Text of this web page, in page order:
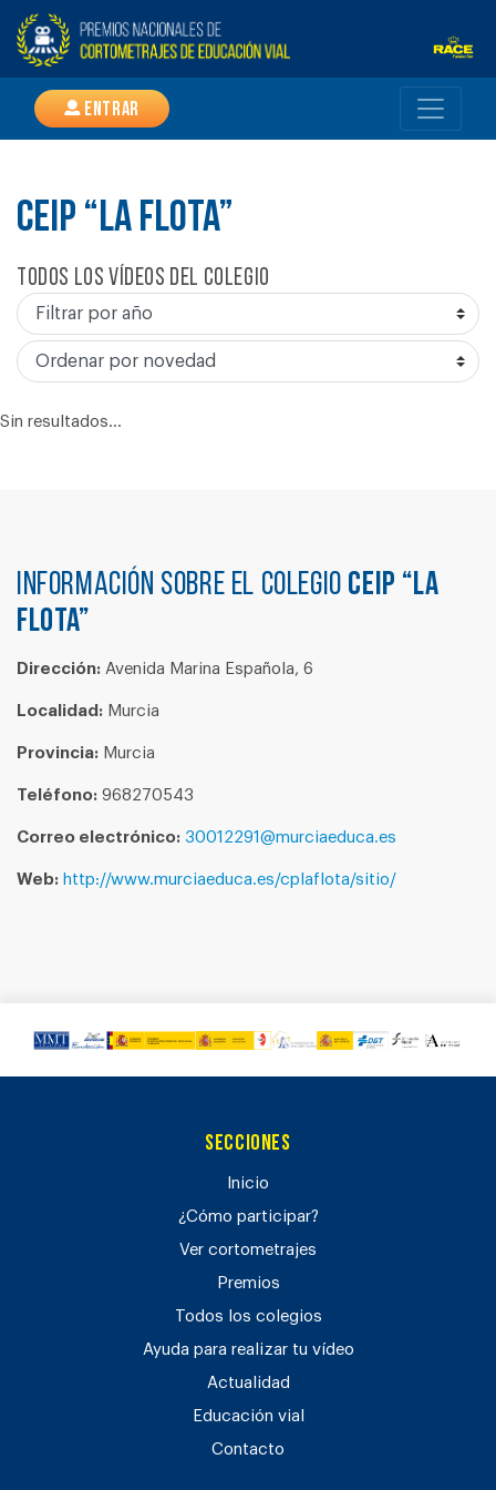
Entrar
CEIP “LA FLOTA”
Todos los vídeos del colegio
Sin resultados...
Información sobre el colegio CEIP “LA
FLOTA”
Dirección: Avenida Marina Española, 6
Localidad: Murcia
Provincia: Murcia
Teléfono: 968270543
Correo electrónico: 30012291@murciaeduca.es
Web: http://www.murciaeduca.es/cplaflota/sitio/
Secciones
Inicio
¿Cómo participar?
Ver cortometrajes
Premios
Todos los colegios
Ayuda para realizar tu vídeo
Actualidad
Educación vial
Contacto